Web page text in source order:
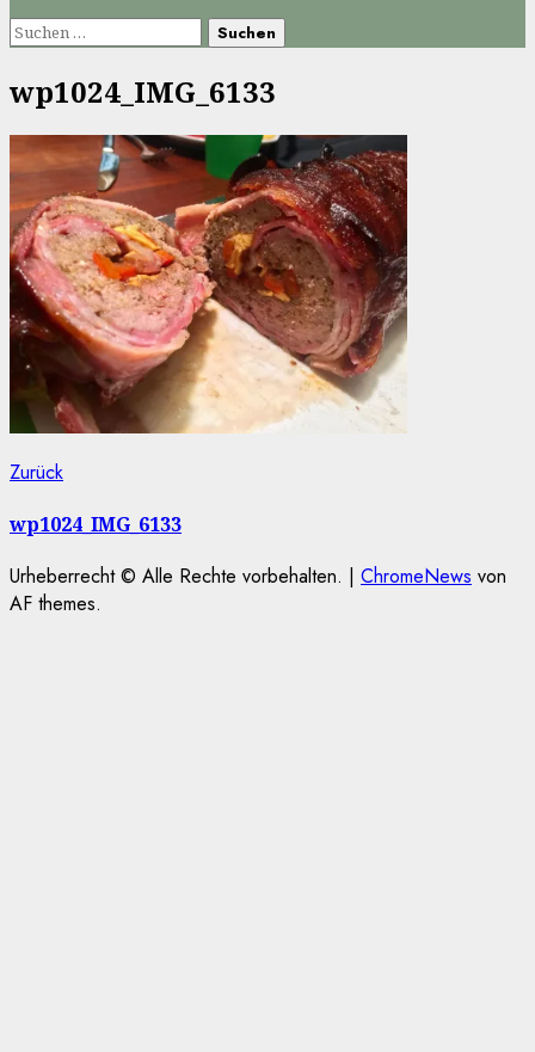
Suchen
wp1024_IMG_6133
Beitragsnavigation
ZurückVorheriger
wp1024_IMG_6133
Urheberrecht © Alle Rechte vorbehalten. | ChromeNews von
AF themes.